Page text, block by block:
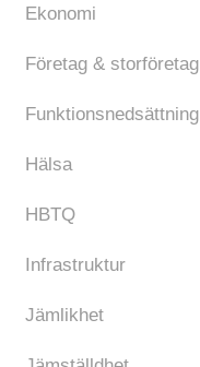
Ekonomi
Företag & storföretag
Funktionsnedsättning
Hälsa
HBTQ
Infrastruktur
Jämlikhet